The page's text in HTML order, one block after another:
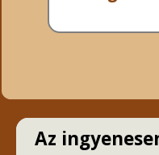
Az